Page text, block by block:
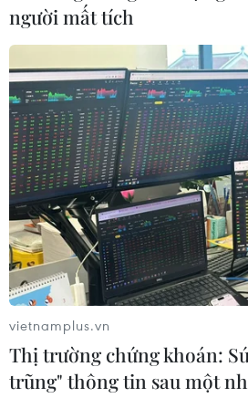
Hãng hàng không Air Premia của
Hàn Quốc nối lại đường bay
Incheon-TP Hồ Chí Minh
07/08/2026 04:28
Mở ra giai đoạn triển khai thực
quan hệ giữa Việt Nam và
07/08/2026 01:27
Ấn Độ thử thành công tên lửa
đạo Agni-4, tầm bắn 4.000 km
người mất tích
vietnamplus.vn
Thị trường chứng khoán:
trũng" thông tin sau một